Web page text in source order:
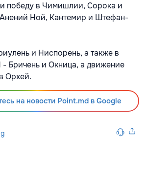
победу в Чимишлии, Сорока и
Ной, Кантемир и Штефан-
и Ниспорень, а также в
Бричень и Окница, а движение
Орхей.
на новости Point.md в Google